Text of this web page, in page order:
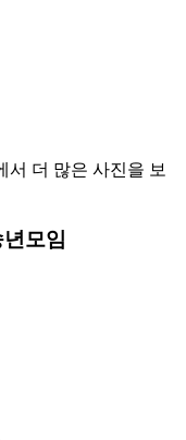
서 더 많은 사진을 보
모임